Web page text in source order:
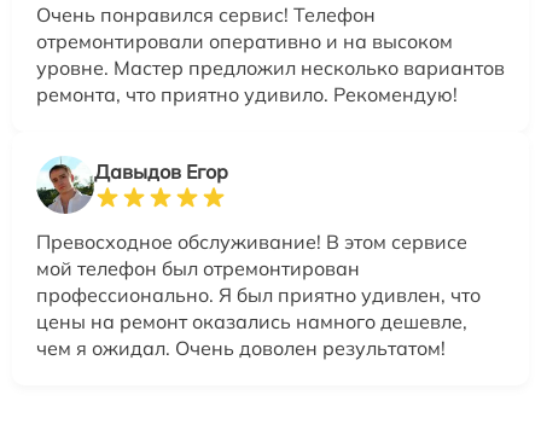
Очень понравился сервис! Телефон
отремонтировали оперативно и на высоком
уровне. Мастер предложил несколько вариантов
ремонта, что приятно удивило. Рекомендую!
Давыдов Егор
Превосходное обслуживание! В этом сервисе
мой телефон был отремонтирован
профессионально. Я был приятно удивлен, что
цены на ремонт оказались намного дешевле,
чем я ожидал. Очень доволен результатом!